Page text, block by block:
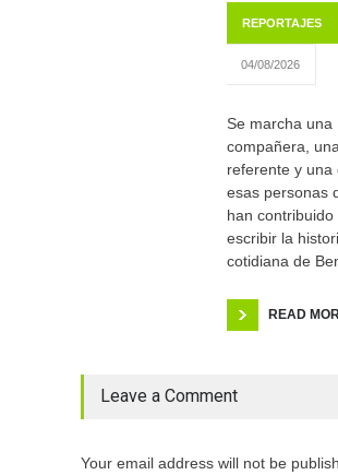
REPORTAJES
04/08/2026
Se marcha una
compañera, una
referente y una
esas personas
han contribuido
escribir la
cotidiana de
READ
Leave a Comment
Your email address will not be